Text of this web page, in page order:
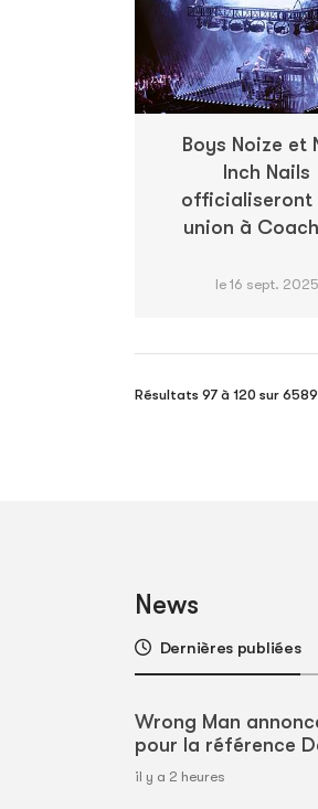
Boys Noize et
Inch Nails
officialiseront
union à
le 16 sept. 2025
Résultats 97 à 120 sur 6589
News
Dernières publiées
Wrong Man
pour la référence
il y a 2 heures